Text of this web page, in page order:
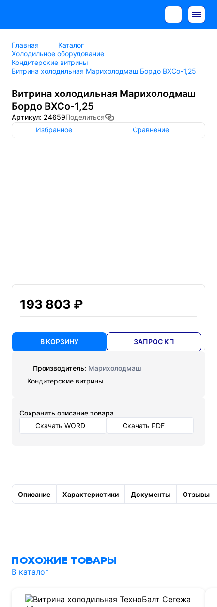
Главная
Каталог
Холодильное оборудование
Кондитерские витрины
Витрина холодильная Марихолодмаш Бордо ВХСо-1,25
Витрина холодильная Марихолодмаш
Бордо ВХСо-1,25
Артикул: 24659Поделиться
Избранное
Сравнение
193 803 ₽
В КОРЗИНУ ЗАПРОС КП
Производитель: Марихолодмаш
Кондитерские витрины
Cохранить описание товара
Скачать WORD
Скачать PDF
Описание Характеристики Документы Отзывы
ПОХОЖИЕ ТОВАРЫ
В каталог